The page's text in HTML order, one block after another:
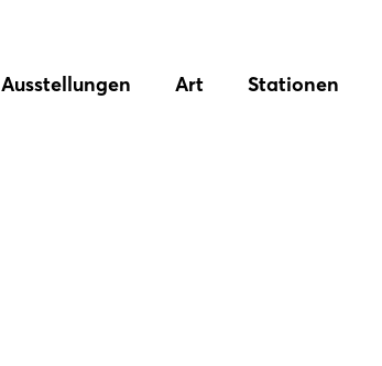
Ausstellungen Art Stationen